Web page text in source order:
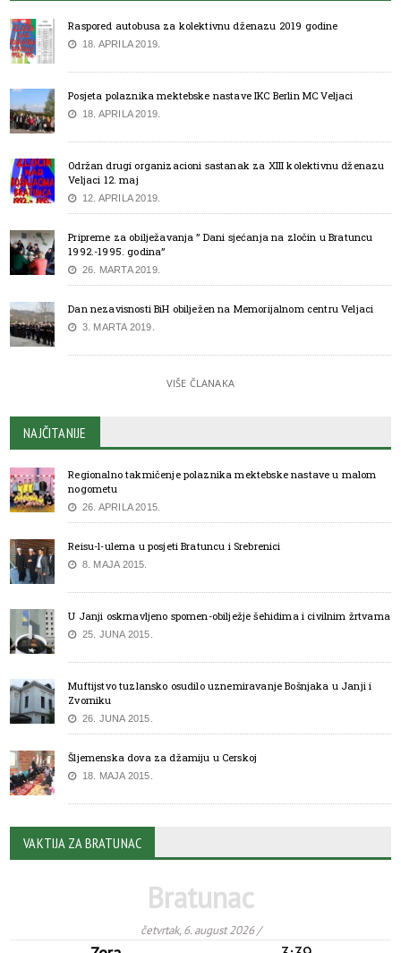
Raspored autobusa za kolektivnu dženazu 2019 godine
18. APRILA 2019.
Posjeta polaznika mektebske nastave IKC Berlin MC Veljaci
18. APRILA 2019.
Održan drugi organizacioni sastanak za XIII kolektivnu dženazu
Veljaci 12. maj
12. APRILA 2019.
Pripreme za obilježavanja ” Dani sjećanja na zločin u Bratuncu
1992.-1995. godina”
26. MARTA 2019.
Dan nezavisnosti BiH obilježen na Memorijalnom centru Veljaci
3. MARTA 2019.
VIŠE ČLANAKA
NAJČITANIJE
Regionalno takmičenje polaznika mektebske nastave u malom
nogometu
26. APRILA 2015.
Reisu-l-ulema u posjeti Bratuncu i Srebrenici
8. MAJA 2015.
U Janji oskrnavljeno spomen-obilježje šehidima i civilnim žrtvama
25. JUNA 2015.
Muftijstvo tuzlansko osudilo uznemiravanje Bošnjaka u Janji i
Zvorniku
26. JUNA 2015.
Šljemenska dova za džamiju u Cerskoj
18. MAJA 2015.
VAKTIJA ZA BRATUNAC